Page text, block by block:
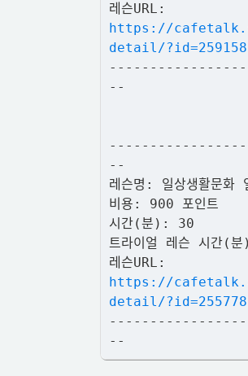
레슨URL:
https://
detail/?id=259158
--
--
레슨명: 일상생활문화
비용: 900 포인트
시간(분): 30
트라이얼 레슨 시간(
레슨URL:
https://
detail/?id=255778
--